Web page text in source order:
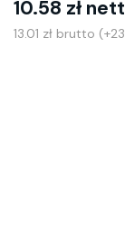
10.58 zł
13.01 zł brutto